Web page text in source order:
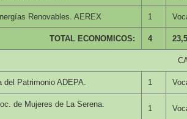
Renovables. AEREX 1
TOTAL ECONOMICOS: 4
del Patrimonio ADEPA. 1
de Mujeres de La Serena.
1